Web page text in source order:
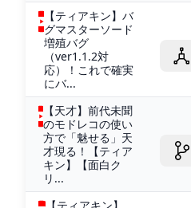
【ティアキン】バ
グマスターソード
増殖バグ
（ver1.1.2対
応）！これで確実
にバ...
【天才】前代未聞
のモドレコの使い
方で「魅せる」天
才現る！【ティア
キン】【面白ク
リ...